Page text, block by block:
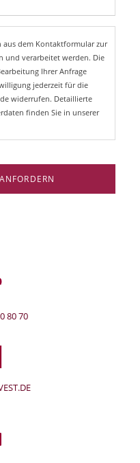
aus dem Kontaktformular zur
und verarbeitet werden. Die
Ihrer Anfrage
jederzeit für die
widerrufen. Detaillierte
finden Sie in unserer
80 70